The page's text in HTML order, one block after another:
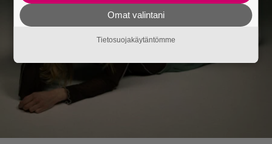
Omat valintani
Tietosuojakäytäntömme